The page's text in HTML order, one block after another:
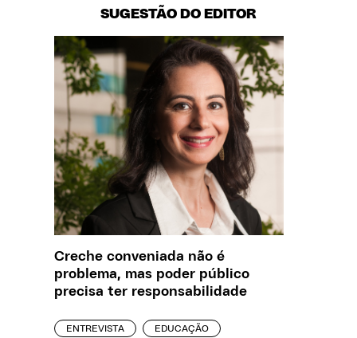
SUGESTÃO DO EDITOR
Creche conveniada não é
problema, mas poder público
precisa ter responsabilidade
ENTREVISTA EDUCAÇÃO